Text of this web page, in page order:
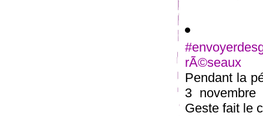
rÃ©seaux
Pendant la
3 novembre
Geste fait le